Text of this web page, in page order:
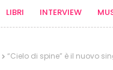
LIBRI INTERVIEW
“Cielo di spine” è il nuovo